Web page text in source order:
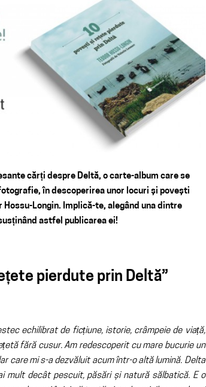
cărți despre Deltă, o carte-album care se
în descoperirea unor locuri și povești
Longin. Implică-te, alegând una dintre
astfel publicarea ei!
pierdute prin Deltă”
echilibrat de ficțiune, istorie, crâmpeie de viață,
fără cusur. Am redescoperit cu mare bucurie un
care mi s-a dezvăluit acum într-o altă lumină. Delta
mult decât pescuit, păsări și natură sălbatică. E o